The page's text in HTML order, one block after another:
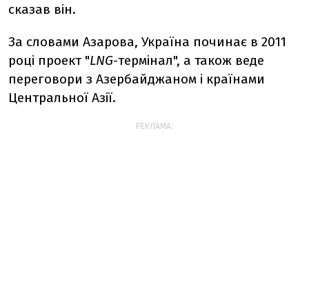
сказав він.
За словами Азарова, Україна починає в 2011
році проект "LNG-термінал", а також веде
переговори з Азербайджаном і країнами
Центральної Азії.
РЕКЛАМА: